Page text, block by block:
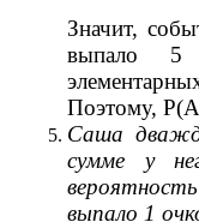
Значит,
выпало 5
Поэтому,
Саша
сумме у
выпало 1